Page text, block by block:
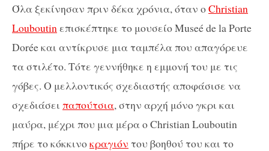
Όλα ξεκίνησαν πριν δέκα χρόνια, όταν οChristian
Louboutin επισκέπτηκε το μουσείοMuseédela Porte
Doréeκαι αντίκρυσε μια ταμπέλα που απαγόρευε
τα στιλέτο. Τότε γεννήθηκε η εμμονή του με τις
γόβες. Ο μελλοντικός σχεδιαστής αποφάσισε να
σχεδιάσει παπούτσια, στην αρχή μόνο γκρι και
μαύρα, μέχρι που μια μέρα οChristian Louboutin
πήρε το κόκκινοκραγιόν του βοηθού του και το